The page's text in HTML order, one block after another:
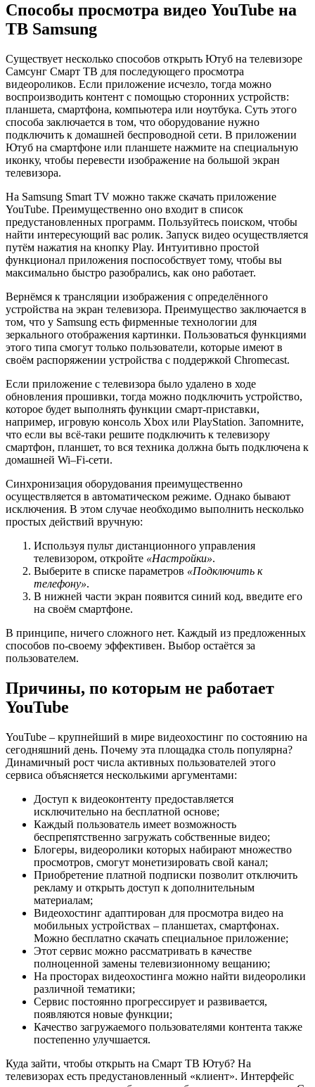
Способы просмотра видео YouTube на
ТВ Samsung
Существует несколько способов открыть Ютуб на телевизоре
Самсунг Смарт ТВ для последующего просмотра
видеороликов. Если приложение исчезло, тогда можно
воспроизводить контент с помощью сторонних устройств:
планшета, смартфона, компьютера или ноутбука. Суть этого
способа заключается в том, что оборудование нужно
подключить к домашней беспроводной сети. В приложении
Ютуб на смартфоне или планшете нажмите на специальную
иконку, чтобы перевести изображение на большой экран
телевизора.
На Samsung Smart TV можно также скачать приложение
YouTube. Преимущественно оно входит в список
предустановленных программ. Пользуйтесь поиском, чтобы
найти интересующий вас ролик. Запуск видео осуществляется
путём нажатия на кнопку Play. Интуитивно простой
функционал приложения поспособствует тому, чтобы вы
максимально быстро разобрались, как оно работает.
Вернёмся к трансляции изображения с определённого
устройства на экран телевизора. Преимущество заключается в
том, что у Samsung есть фирменные технологии для
зеркального отображения картинки. Пользоваться функциями
этого типа смогут только пользователи, которые имеют в
своём распоряжении устройства с поддержкой Chromecast.
Если приложение с телевизора было удалено в ходе
обновления прошивки, тогда можно подключить устройство,
которое будет выполнять функции смарт-приставки,
например, игровую консоль Xbox или PlayStation. Запомните,
что если вы всё-таки решите подключить к телевизору
смартфон, планшет, то вся техника должна быть подключена к
домашней Wi–Fi-сети.
Синхронизация оборудования преимущественно
осуществляется в автоматическом режиме. Однако бывают
исключения. В этом случае необходимо выполнить несколько
простых действий вручную:
Используя пульт дистанционного управления
телевизором, откройте «Настройки».
Выберите в списке параметров «Подключить к
телефону».
В нижней части экран появится синий код, введите его
на своём смартфоне.
В принципе, ничего сложного нет. Каждый из предложенных
способов по-своему эффективен. Выбор остаётся за
пользователем.
Причины, по которым не работает
YouTube
YouTube – крупнейший в мире видеохостинг по состоянию на
сегодняшний день. Почему эта площадка столь популярна?
Динамичный рост числа активных пользователей этого
сервиса объясняется несколькими аргументами:
Доступ к видеоконтенту предоставляется
исключительно на бесплатной основе;
Каждый пользователь имеет возможность
беспрепятственно загружать собственные видео;
Блогеры, видеоролики которых набирают множество
просмотров, смогут монетизировать свой канал;
Приобретение платной подписки позволит отключить
рекламу и открыть доступ к дополнительным
материалам;
Видеохостинг адаптирован для просмотра видео на
мобильных устройствах – планшетах, смартфонах.
Можно бесплатно скачать специальное приложение;
Этот сервис можно рассматривать в качестве
полноценной замены телевизионному вещанию;
На просторах видеохостинга можно найти видеоролики
различной тематики;
Сервис постоянно прогрессирует и развивается,
появляются новые функции;
Качество загружаемого пользователями контента также
постепенно улучшается.
Куда зайти, чтобы открыть на Смарт ТВ Ютуб? На
телевизорах есть предустановленный «клиент». Интерфейс